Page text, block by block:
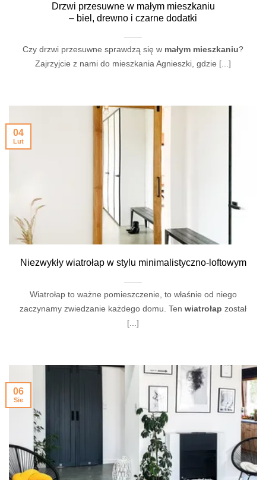
Drzwi przesuwne w małym mieszkaniu
– biel, drewno i czarne dodatki
Czy drzwi przesuwne sprawdzą się w małym mieszkaniu?
Zajrzyjcie z nami do mieszkania Agnieszki, gdzie [...]
Niezwykły wiatrołap w stylu minimalistyczno-loftowym
Wiatrołap to ważne pomieszczenie, to właśnie od niego
zaczynamy zwiedzanie każdego domu. Ten wiatrołap został
[...]
04
Lut
06
Sie